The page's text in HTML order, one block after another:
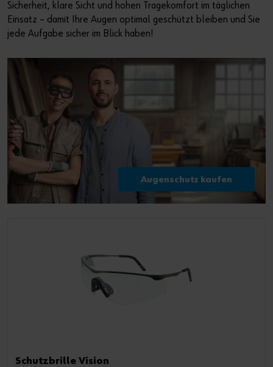
Sicherheit, klare Sicht und hohen Tragekomfort im täglichen
Einsatz – damit Ihre Augen optimal geschützt bleiben und Sie
jede Aufgabe sicher im Blick haben!
Augenschutz kaufen
Schutzbrille Vision